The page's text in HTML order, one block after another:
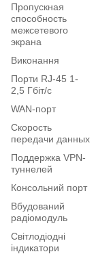
Пропускная
способность
межсетевого
экрана
Виконання
Порти RJ-45 1-
2,5 Гбіт/с
WAN-порт
Скорость
передачи данных
Поддержка VPN-
туннелей
Консольний порт
Вбудований
радіомодуль
Світлодіодні
індикатори